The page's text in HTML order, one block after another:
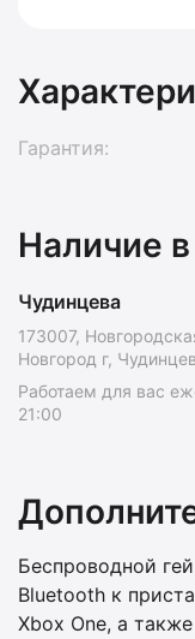
Гарантия:
Наличие
Чудинцева
173007,
Новгород г,
Работаем для вас
21:00
Беспроводной
Bluetooth к
Xbox One, а